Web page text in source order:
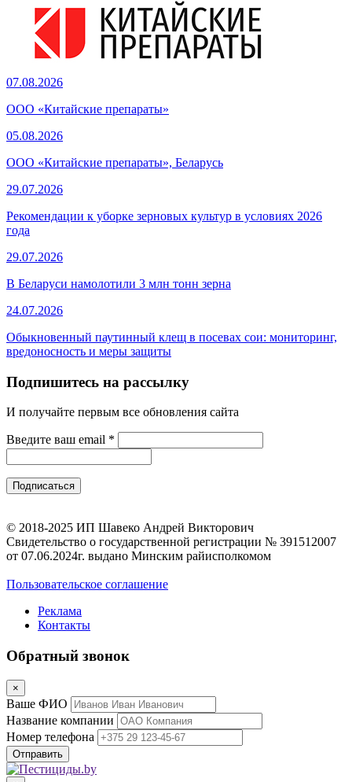
07.08.2026
ООО «Китайские препараты»
05.08.2026
ООО «Китайские препараты», Беларусь
29.07.2026
Рекомендации к уборке зерновых культур в условиях 2026
года
29.07.2026
В Беларуси намолотили 3 млн тонн зерна
24.07.2026
Обыкновенный паутинный клещ в посевах сои: мониторинг,
вредоносность и меры защиты
Подпишитесь на рассылку
И получайте первым все обновления сайта
Введите ваш email *
© 2018-2025 ИП Шавеко Андрей Викторович
Свидетельство о государственной регистрации № 391512007
от 07.06.2024г. выдано Минским райисполкомом
Пользовательское соглашение
Реклама
Контакты
Обратный звонок
×
Ваше ФИО
Название компании
Номер телефона